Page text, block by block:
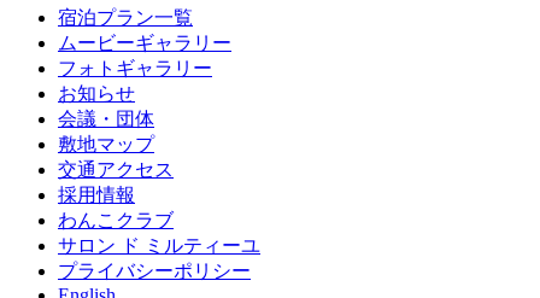
宿泊プラン一覧
ムービーギャラリー
フォトギャラリー
お知らせ
会議・団体
敷地マップ
交通アクセス
採用情報
わんこクラブ
サロン ド ミルティーユ
プライバシーポリシー